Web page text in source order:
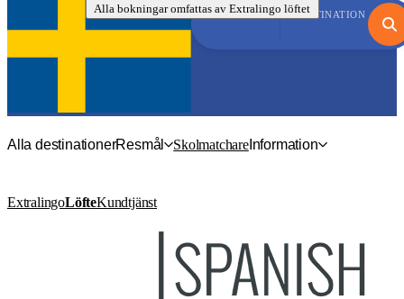
Alla bokningar omfattas av Extralingo löftet
SPRÅK DESTINATION
Alla destinationerResmål SkolmatchareInformation
ExtralingoLöfteKundtjänst